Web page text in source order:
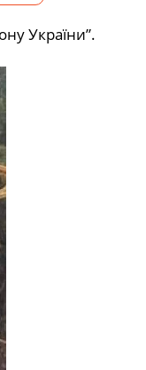
України”.